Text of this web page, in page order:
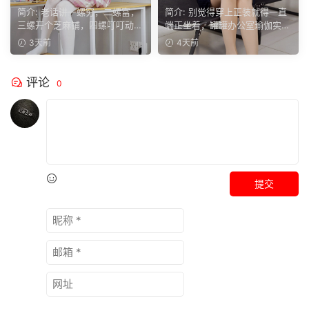
传】提起手指螺纹的老话，不
少人小时候都听过，大家还能
回忆起几句？
简介: 老话讲一螺穷，二螺富，
三螺开个芝麻铺，四螺叮叮动，
五螺挑屎桶。和双双聊...
3天前
骨】谁说正装不方便舒展肢
体，干练得体的职场装束，练
瑜伽完全不受影响。
简介: 别觉得穿上正装就得一直
端正坐着，罐罐办公室瑜伽实拍
来啦。就算一身正装，...
4天前
评论 0
提交